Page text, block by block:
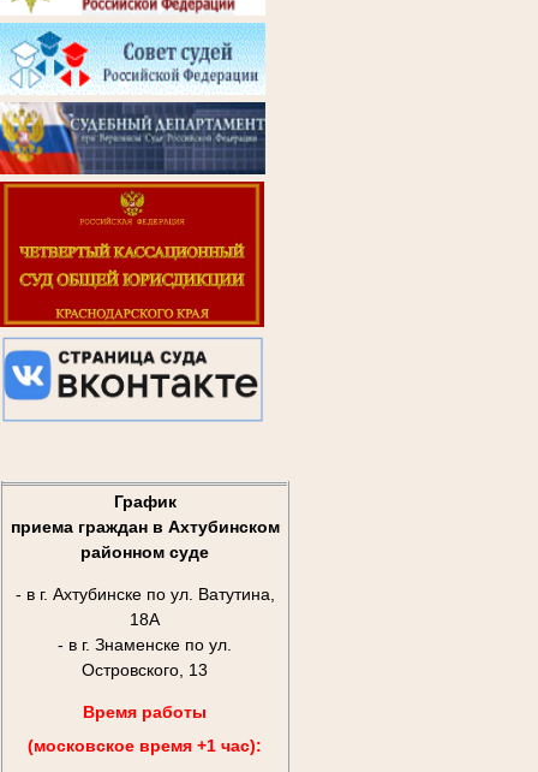
График
приема граждан в Ахтубинском
районном суде
- в г. Ахтубинске по ул. Ватутина,
18А
- в г. Знаменске по ул.
Островского, 13
Время работы
(московское время +1 час):